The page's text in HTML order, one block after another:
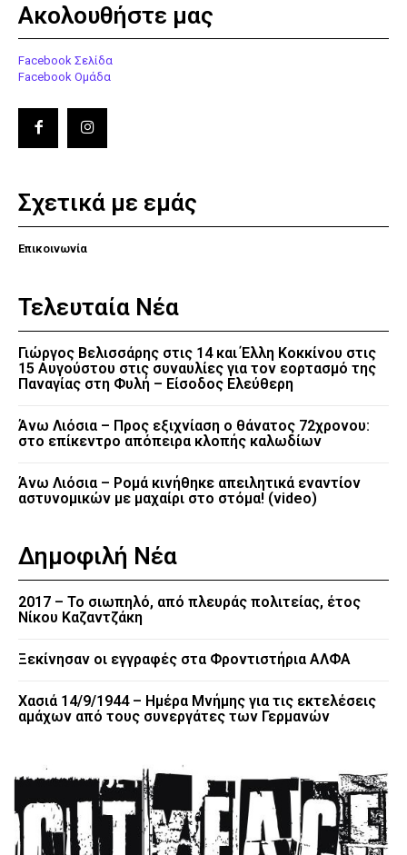
Ακολουθήστε μας
Facebook Σελίδα
Facebook Ομάδα
Σχετικά με εμάς
Επικοινωνία
Τελευταία Νέα
Γιώργος Βελισσάρης στις 14 και Έλλη Κοκκίνου στις
15 Αυγούστου στις συναυλίες για τον εορτασμό της
Παναγίας στη Φυλή – Είσοδος Ελεύθερη
Άνω Λιόσια – Προς εξιχνίαση ο θάνατος 72χρονου:
στο επίκεντρο απόπειρα κλοπής καλωδίων
Άνω Λιόσια – Ρομά κινήθηκε απειλητικά εναντίον
αστυνομικών με μαχαίρι στο στόμα! (video)
Δημοφιλή Νέα
2017 – Το σιωπηλό, από πλευράς πολιτείας, έτος
Νίκου Καζαντζάκη
Ξεκίνησαν οι εγγραφές στα Φροντιστήρια ΑΛΦΑ
Χασιά 14/9/1944 – Ημέρα Μνήμης για τις εκτελέσεις
αμάχων από τους συνεργάτες των Γερμανών